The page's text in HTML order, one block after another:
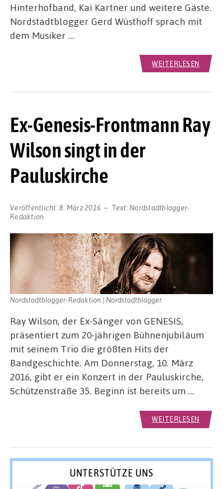
Hinterhofband, Kai Kartner und weitere Gäste.
Nordstadtblogger Gerd Wüsthoff sprach mit
dem Musiker …
WEITERLESEN
Ex-Genesis-Frontmann Ray
Wilson singt in der
Pauluskirche
Veröffentlicht:8. März 2016 Text: Nordstadtblogger-
Redaktion
Nordstadtblogger-Redaktion | Nordstadtblogger
Ray Wilson, der Ex-Sänger von GENESIS,
präsentiert zum 20-jährigen Bühnenjubiläum
mit seinem Trio die größten Hits der
Bandgeschichte. Am Donnerstag, 10. März
2016, gibt er ein Konzert in der Pauluskirche,
Schützenstraße 35. Beginn ist bereits um …
WEITERLESEN
UNTERSTÜTZE UNS